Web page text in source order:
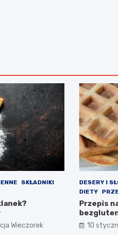
SKŁADNIKI
Wieczorek
DESERY I
DIETY
Przepis
10